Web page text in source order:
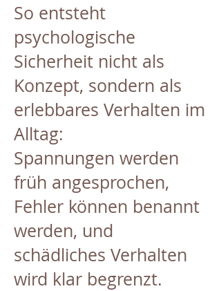
So entsteht
psychologische
Sicherheit nicht als
Konzept, sondern als
erlebbares Verhalten im
Alltag:
Spannungen werden
früh angesprochen,
Fehler können benannt
werden, und
schädliches Verhalten
wird klar begrenzt.